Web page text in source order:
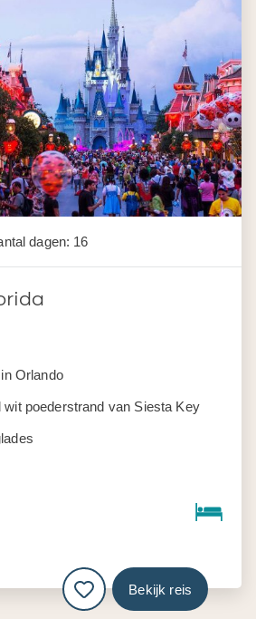
dagen: 16
Orlando
wit poederstrand van Siesta Key
Bekijk reis